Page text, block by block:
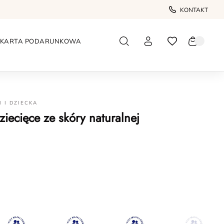
KONTAKT
KARTA PODARUNKOWA
I DZIECKA
ze skóry naturalnej